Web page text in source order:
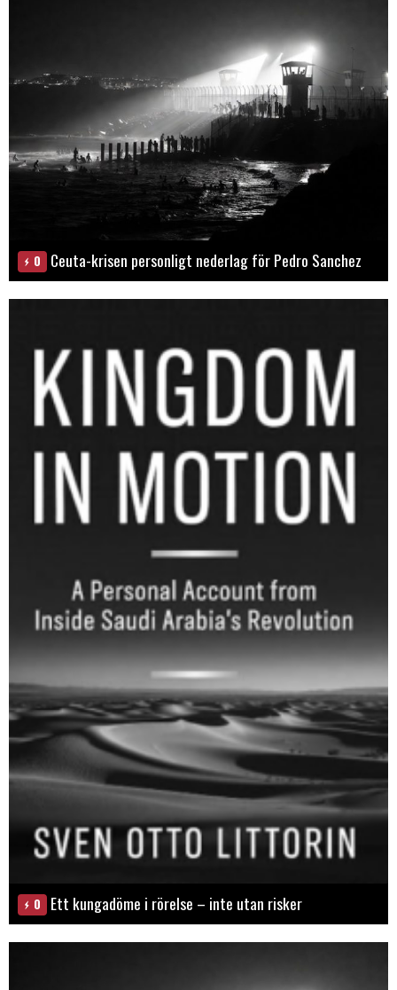
0 Ceuta-krisen personligt nederlag för Pedro Sanchez
0 Ett kungadöme i rörelse – inte utan risker